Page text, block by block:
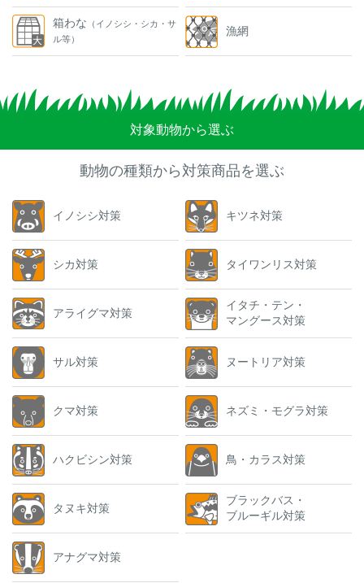
箱わな （イノシシ・シカ・サ
ル等）
漁網
対象動物から選ぶ
動物の種類から対策商品を選ぶ
イノシシ対策
シカ対策
アライグマ対策
サル対策
クマ対策
ハクビシン対策
タヌキ対策
アナグマ対策
キツネ対策
タイワンリス対策
イタチ・テン・
マングース対策
ヌートリア対策
ネズミ・モグラ対策
鳥・カラス対策
ブラックバス・
ブルーギル対策